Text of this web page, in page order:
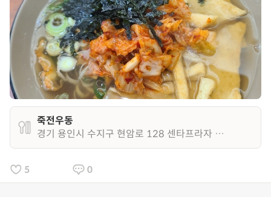
죽전우동
경기 용인시 수지구 현암로 128 센타프라자 112호
5 0